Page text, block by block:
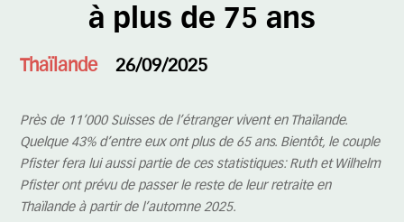
à plus de 75 ans
Thaïlande 26/09/2025
Près de 11’000 Suisses de l’étranger vivent en Thaïlande.
Quelque 43% d’entre eux ont plus de 65 ans. Bientôt, le couple
Pfister fera lui aussi partie de ces statistiques: Ruth et Wilhelm
Pfister ont prévu de passer le reste de leur retraite en
Thaïlande à partir de l’automne 2025.